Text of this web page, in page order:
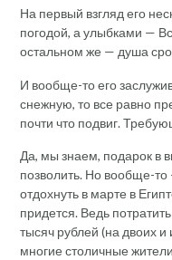
На первый взгляд его
погодой, а улыбками —
остальном же — душа
И вообще-то его
снежную, то все равно
почти что подвиг.
Да, мы знаем, подарок в
позволить. Но вообще-
отдохнуть в марте в
придется. Ведь
тысяч рублей (на двоих
многие столичные